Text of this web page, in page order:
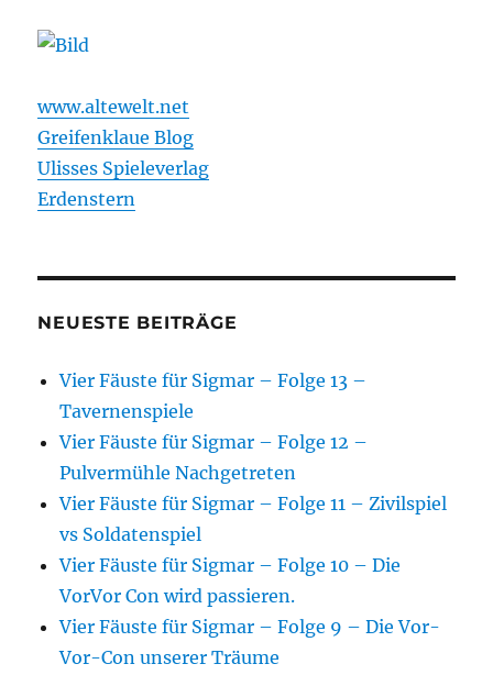
www.altewelt.net
Greifenklaue Blog
Ulisses Spieleverlag
Erdenstern
NEUESTE BEITRÄGE
Vier Fäuste für Sigmar – Folge 13 –
Tavernenspiele
Vier Fäuste für Sigmar – Folge 12 –
Pulvermühle Nachgetreten
Vier Fäuste für Sigmar – Folge 11 – Zivilspiel
vs Soldatenspiel
Vier Fäuste für Sigmar – Folge 10 – Die
VorVor Con wird passieren.
Vier Fäuste für Sigmar – Folge 9 – Die Vor-
Vor-Con unserer Träume